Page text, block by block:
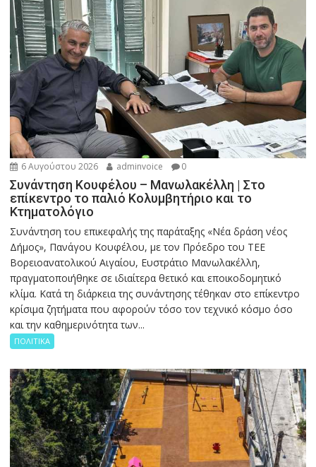
6 Αυγούστου 2026 adminvoice 0
Συνάντηση Κουφέλου – Μανωλακέλλη | Στο
επίκεντρο το παλιό Κολυμβητήριο και το
Κτηματολόγιο
Συνάντηση του επικεφαλής της παράταξης «Νέα δράση νέος
Δήμος», Πανάγου Κουφέλου, με τον Πρόεδρο του ΤΕΕ
Βορειοανατολικού Αιγαίου, Ευστράτιο Μανωλακέλλη,
πραγματοποιήθηκε σε ιδιαίτερα θετικό και εποικοδομητικό
κλίμα. Κατά τη διάρκεια της συνάντησης τέθηκαν στο επίκεντρο
κρίσιμα ζητήματα που αφορούν τόσο τον τεχνικό κόσμο όσο
και την καθημερινότητα των...
ΠΟΛΙΤΙΚΑ